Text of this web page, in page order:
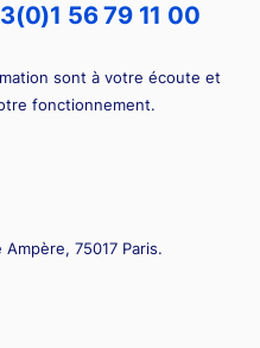
56 79 11 00
sont à votre écoute et
fonctionnement.
75017 Paris.